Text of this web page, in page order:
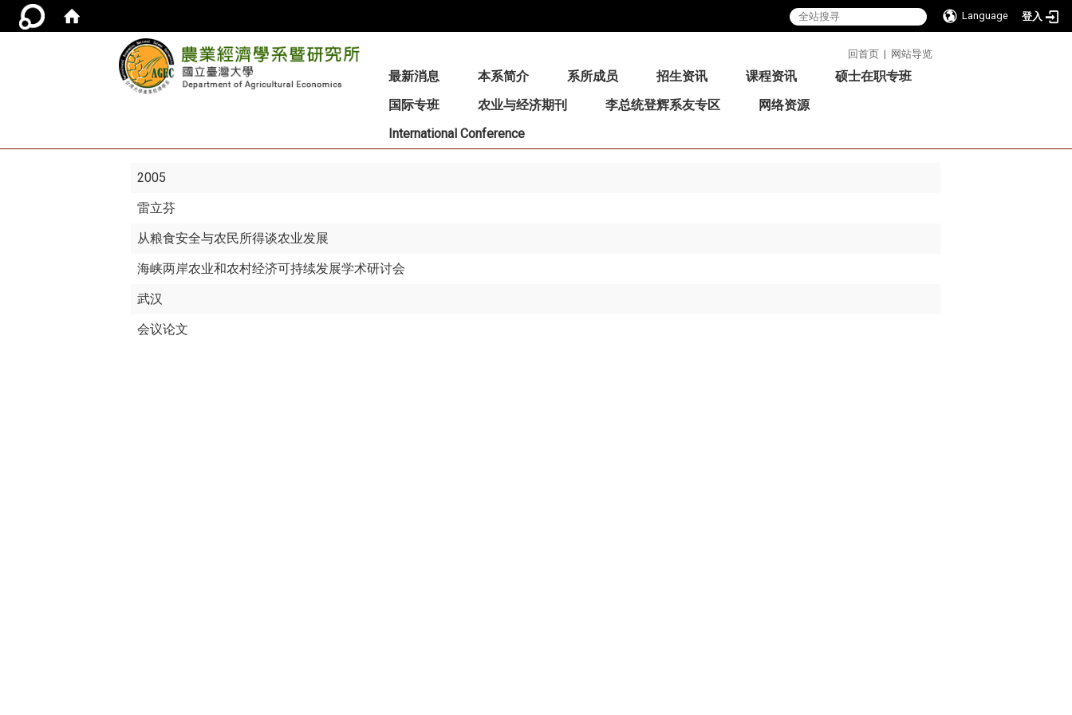
Language 登入
回首页 | 网站导览
最新消息 本系简介 系所成员 招生资讯 课程资讯
硕士在职专班
国际专班
农业与经济期刊 李总统登辉系友专区
网络资源
International Conference
2005
雷立芬
从粮食安全与农民所得谈农业发展
海峡两岸农业和农村经济可持续发展学术研讨会
武汉
会议论文